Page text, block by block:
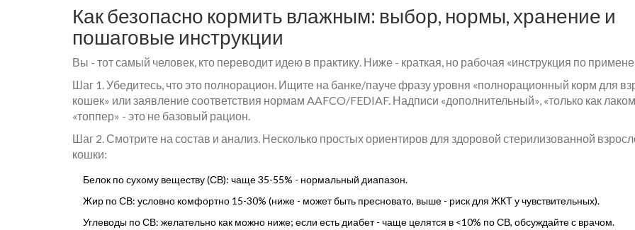
Как безопасно кормить влажным: выбор, нормы, хранение и
пошаговые инструкции
Вы - тот самый человек, кто переводит идею в практику. Ниже - краткая, но рабочая «инструкция по
Шаг 1. Убедитесь, что это полнорацион. Ищите на банке/пауче фразу уровня «полнорационный корм для
кошек» или заявление соответствия нормам AAFCO/FEDIAF. Надписи «дополнительный», «только как
«топпер» - это не базовый рацион.
Шаг 2. Смотрите на состав и анализ. Несколько простых ориентиров для здоровой стерилизованной
кошки:
Белок по сухому веществу (СВ): чаще 35-55% - нормальный диапазон.
Жир по СВ: условно комфортно 15-30% (ниже - может быть пресновато, выше - риск для ЖКТ у чувствительных).
Углеводы по СВ: желательно как можно ниже; если есть диабет - чаще целятся в <10% по СВ, обсуждайте с врачом.